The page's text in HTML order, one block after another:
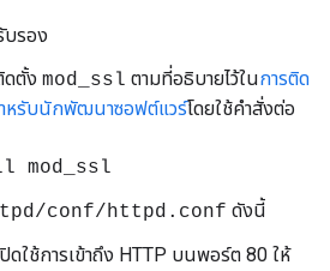
บรอง
ดตั้ง mod_ssl ตามที่อธิบายไว้ในการติด
หรับนักพัฒนาซอฟต์แวร์โดยใช้คําสั่งต่อ
mod_ssl
conf/httpd.conf ดังนี้
ดใช้การเข้าถึง HTTP บนพอร์ต 80 ให้